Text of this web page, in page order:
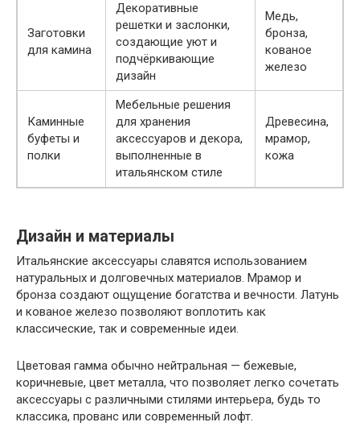
Заготовки
для камина
Декоративные
решетки и заслонки,
создающие уют и
подчёркивающие
дизайн
Медь,
бронза,
кованое
железо
Каминные
буфеты и
полки
Мебельные решения
для хранения
аксессуаров и декора,
выполненные в
итальянском стиле
Древесина,
мрамор,
кожа
Дизайн и материалы
Итальянские аксессуары славятся использованием
натуральных и долговечных материалов. Мрамор и
бронза создают ощущение богатства и вечности. Латунь
и кованое железо позволяют воплотить как
классические, так и современные идеи.
Цветовая гамма обычно нейтральная — бежевые,
коричневые, цвет металла, что позволяет легко сочетать
аксессуары с различными стилями интерьера, будь то
классика, прованс или современный лофт.